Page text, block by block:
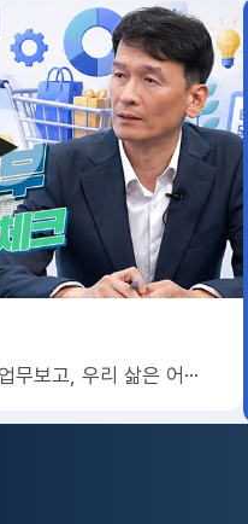
2026 하반기 경제정책 업무보고, 우리 삶은 어떻게 달라질까요?